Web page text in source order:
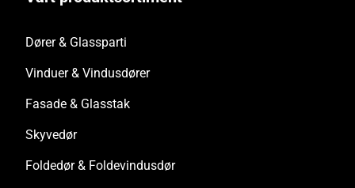
Dører & Glassparti
Vinduer & Vindusdører
Fasade & Glasstak
Skyvedør
Foldedør & Foldevindusdør